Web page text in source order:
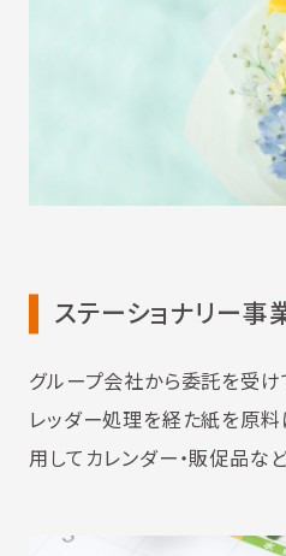
ステーショナリー事
グループ会社から委託を受け
レッダー処理を経た紙を原料
用してカレンダー・販促品な